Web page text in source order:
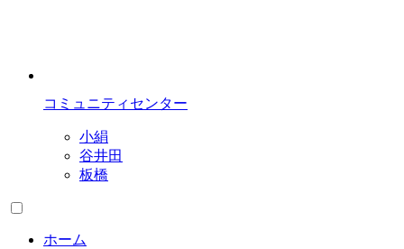
コミュニティセンター
小絹
谷井田
板橋
ホーム